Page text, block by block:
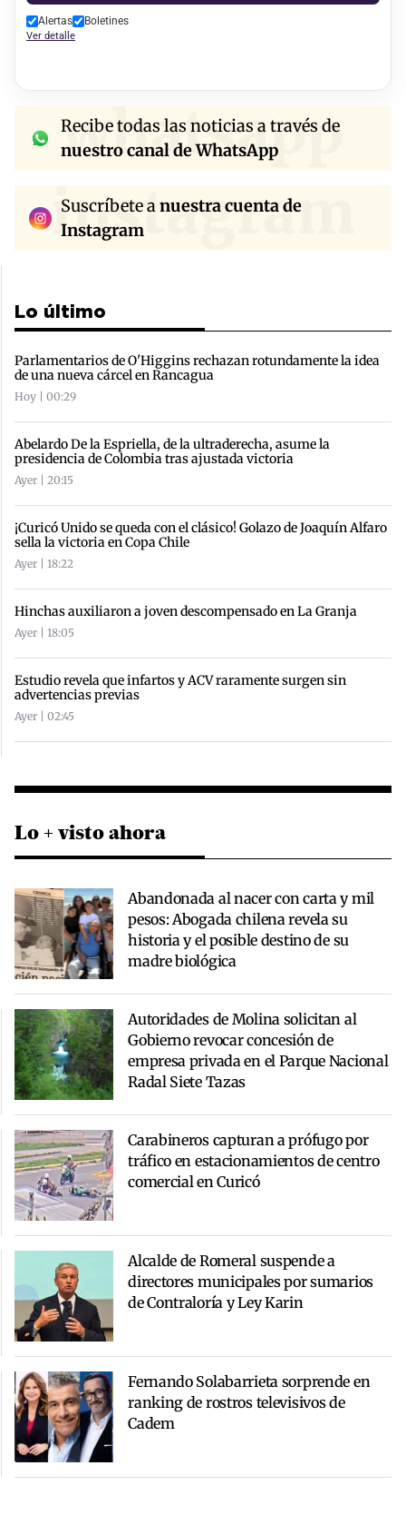
Alertas Boletines
Ver detalle
whatsapp
Recibe todas las noticias a través de
nuestro canal de WhatsApp
instagram
Suscríbete anuestra cuenta de
Instagram
Lo último
Parlamentarios de O'Higgins rechazan rotundamente la idea
de una nueva cárcel en Rancagua
Hoy | 00:29
Abelardo De la Espriella, de la ultraderecha, asume la
presidencia de Colombia tras ajustada victoria
Ayer | 20:15
¡Curicó Unido se queda con el clásico! Golazo de Joaquín Alfaro
sella la victoria en Copa Chile
Ayer | 18:22
Hinchas auxiliaron a joven descompensado en La Granja
Ayer | 18:05
Estudio revela que infartos y ACV raramente surgen sin
advertencias previas
Ayer | 02:45
Lo + visto ahora
Abandonada al nacer con carta y mil
pesos: Abogada chilena revela su
historia y el posible destino de su
madre biológica
Autoridades de Molina solicitan al
Gobierno revocar concesión de
empresa privada en el Parque Nacional
Radal Siete Tazas
Carabineros capturan a prófugo por
tráfico en estacionamientos de centro
comercial en Curicó
Alcalde de Romeral suspende a
directores municipales por sumarios
de Contraloría y Ley Karin
Fernando Solabarrieta sorprende en
ranking de rostros televisivos de
Cadem